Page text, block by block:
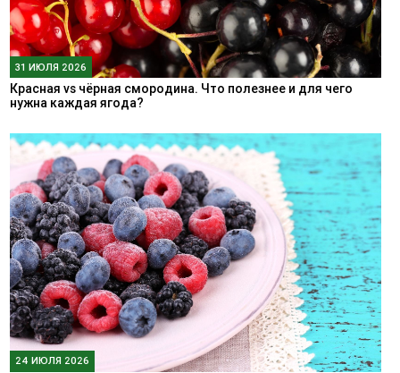
31 ИЮЛЯ 2026
Красная vs чёрная смородина. Что полезнее и для чего
нужна каждая ягода?
24 ИЮЛЯ 2026